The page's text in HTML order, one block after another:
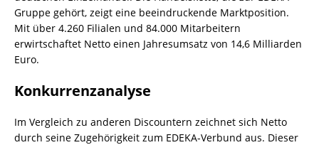
Gruppe gehört, zeigt eine beeindruckende Marktposition.
Mit über 4.260 Filialen und 84.000 Mitarbeitern
erwirtschaftet Netto einen Jahresumsatz von 14,6 Milliarden
Euro.
Konkurrenzanalyse
Im Vergleich zu anderen Discountern zeichnet sich Netto
durch seine Zugehörigkeit zum EDEKA-Verbund aus. Dieser